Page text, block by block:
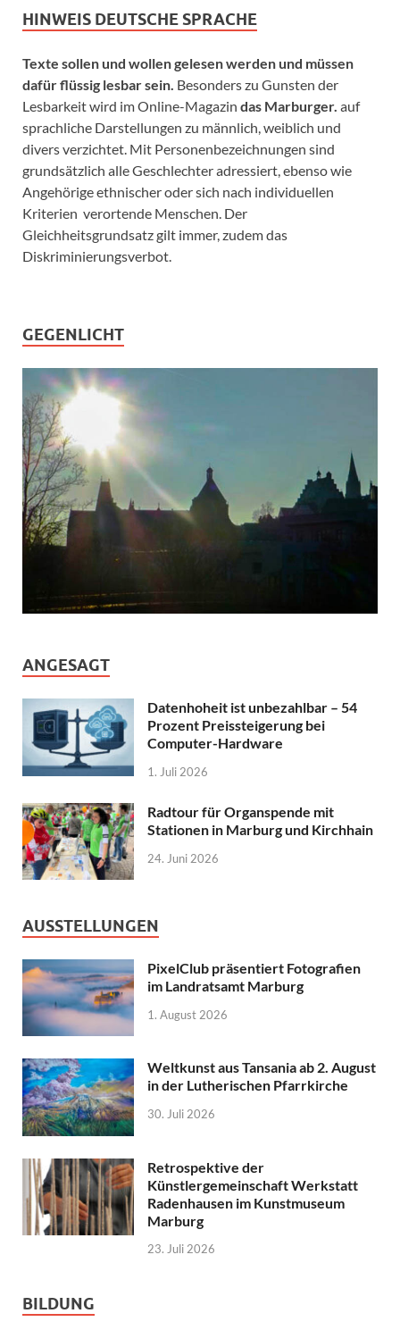
HINWEIS DEUTSCHE SPRACHE
Texte sollen und wollen gelesen werden und müssen
dafür flüssig lesbar sein. Besonders zu Gunsten der
Lesbarkeit wird im Online-Magazin das Marburger. auf
sprachliche Darstellungen zu männlich, weiblich und
divers verzichtet. Mit Personenbezeichnungen sind
grundsätzlich alle Geschlechter adressiert, ebenso wie
Angehörige ethnischer oder sich nach individuellen
Kriterien verortende Menschen. Der
Gleichheitsgrundsatz gilt immer, zudem das
Diskriminierungsverbot.
GEGENLICHT
ANGESAGT
Datenhoheit ist unbezahlbar – 54
Prozent Preissteigerung bei
Computer-Hardware
1. Juli 2026
Radtour für Organspende mit
Stationen in Marburg und Kirchhain
24. Juni 2026
AUSSTELLUNGEN
PixelClub präsentiert Fotografien
im Landratsamt Marburg
1. August 2026
Weltkunst aus Tansania ab 2. August
in der Lutherischen Pfarrkirche
30. Juli 2026
Retrospektive der
Künstlergemeinschaft Werkstatt
Radenhausen im Kunstmuseum
Marburg
23. Juli 2026
BILDUNG